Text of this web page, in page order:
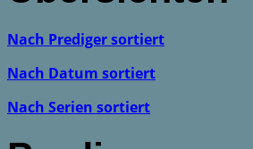
Nach Prediger sortiert
Nach Datum sortiert
Nach Serien sortiert